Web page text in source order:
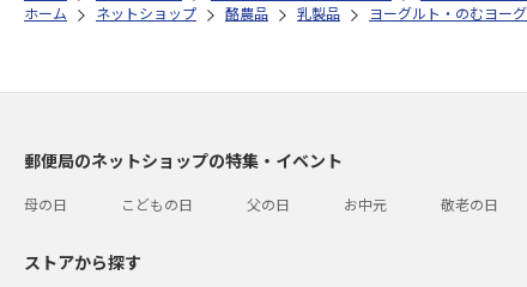
ホーム
ネットショップ 酪農品 乳製品 ヨーグルト・のむヨー
郵便局のネットショップの特集・イベント
母の日 こどもの日 父の日 お中元 敬老の日
ストアから探す